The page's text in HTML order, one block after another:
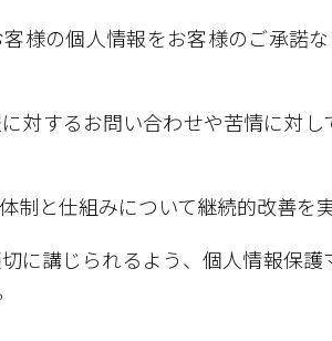
様の個人情報をお客様のご承諾
対するお問い合わせや苦情に対
と仕組みについて継続的改善を
に講じられるよう、個人情報保